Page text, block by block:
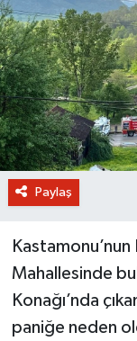
Paylaş
Kastamonu’nun
Mahallesinde
Konağı’nda
paniğe neden